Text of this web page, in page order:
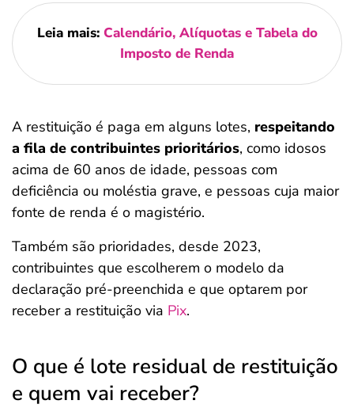
Leia mais: Calendário, Alíquotas e Tabela do
Imposto de Renda
A restituição é paga em alguns lotes, respeitando
a fila de contribuintes prioritários, como idosos
acima de 60 anos de idade, pessoas com
deficiência ou moléstia grave, e pessoas cuja maior
fonte de renda é o magistério.
Também são prioridades, desde 2023,
contribuintes que escolherem o modelo da
declaração pré-preenchida e que optarem por
receber a restituição via Pix.
O que é lote residual de restituição
e quem vai receber?